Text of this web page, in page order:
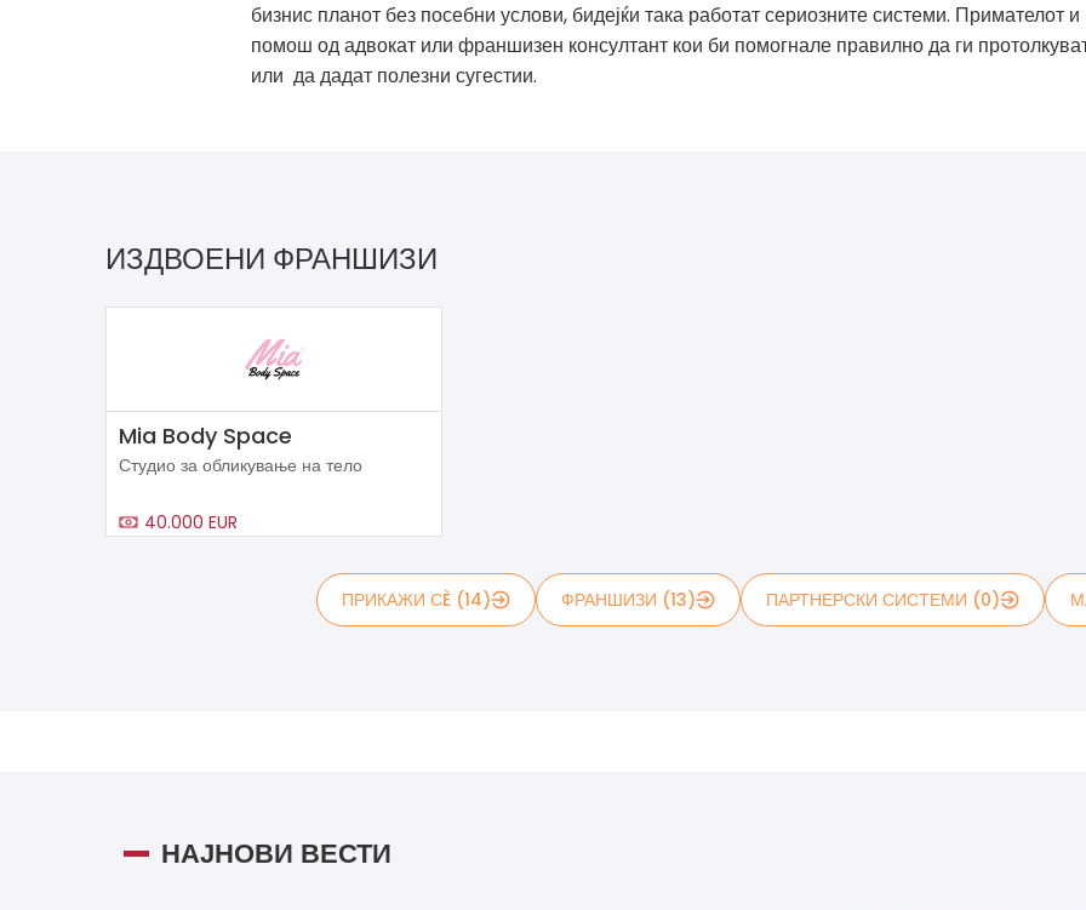
бизнис планот без посебни услови, бидејќи така работат сериозните системи. Примателот
помош од адвокат или франшизен консултант кои би помогнале правилно да ги
или да дадат полезни сугестии.
ИЗДВОЕНИ ФРАНШИЗИ
Mia Body Space
Студио за обликување на тело
40.000 EUR
ПРИКАЖИ СÈ (14) ФРАНШИЗИ (13) ПАРТНЕРСКИ СИСТЕМИ (0)
НАЈНОВИ ВЕСТИ